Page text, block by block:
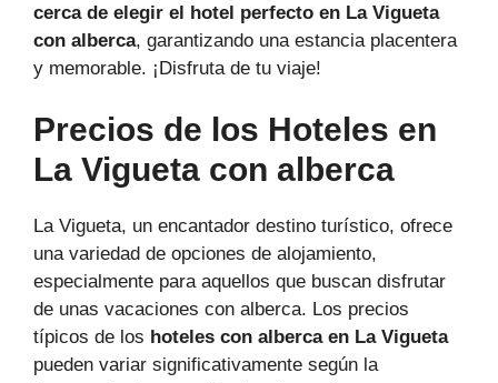
cerca de elegir el hotel perfecto en La Vigueta
con alberca, garantizando una estancia placentera
y memorable. ¡Disfruta de tu viaje!
Precios de los Hoteles en
La Vigueta con alberca
La Vigueta, un encantador destino turístico, ofrece
una variedad de opciones de alojamiento,
especialmente para aquellos que buscan disfrutar
de unas vacaciones con alberca. Los precios
típicos de los hoteles con alberca en La Vigueta
pueden variar significativamente según la